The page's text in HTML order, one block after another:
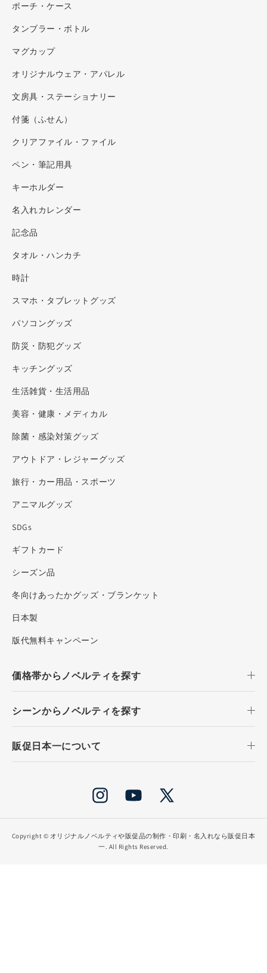
ポーチ・ケース
タンブラー・ボトル
マグカップ
オリジナルウェア・アパレル
文房具・ステーショナリー
付箋（ふせん）
クリアファイル・ファイル
ペン・筆記用具
キーホルダー
名入れカレンダー
記念品
タオル・ハンカチ
時計
スマホ・タブレットグッズ
パソコングッズ
防災・防犯グッズ
キッチングッズ
生活雑貨・生活用品
美容・健康・メディカル
除菌・感染対策グッズ
アウトドア・レジャーグッズ
旅行・カー用品・スポーツ
アニマルグッズ
SDGs
ギフトカード
シーズン品
冬向けあったかグッズ・ブランケット
日本製
版代無料キャンペーン
価格帯からノベルティを探す
シーンからノベルティを探す
販促日本一について
InstagramYouTube
X
(Twitter)
Copyright © オリジナルノベルティや販促品の制作・印刷・名入れなら販促日本
一. All Rights Reserved.